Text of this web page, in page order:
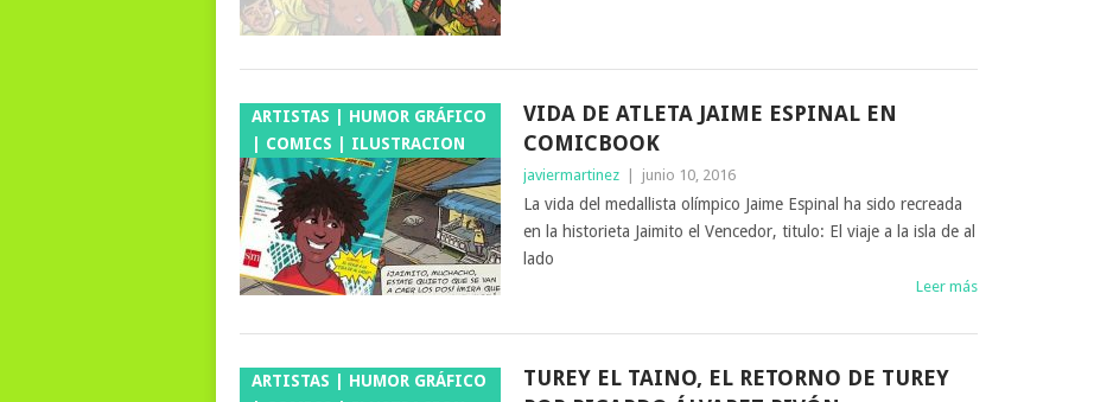
ARTISTAS | HUMOR GRÁFICO
| COMICS | ILUSTRACION
VIDA DE ATLETA JAIME ESPINAL EN
COMICBOOK
javiermartinez | junio 10, 2016
La vida del medallista olímpico Jaime Espinal ha sido recreada
en la historieta Jaimito el Vencedor, titulo: El viaje a la isla de al
lado
Leer más
ARTISTAS | HUMOR GRÁFICO
TUREY EL TAINO, EL RETORNO DE TUREY